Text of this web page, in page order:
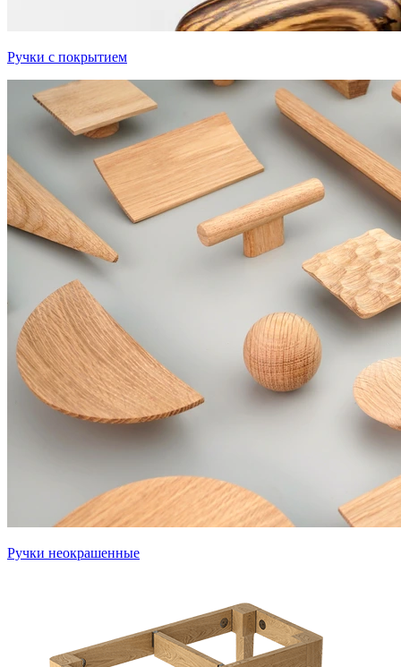
Ручки с покрытием
Ручки неокрашенные